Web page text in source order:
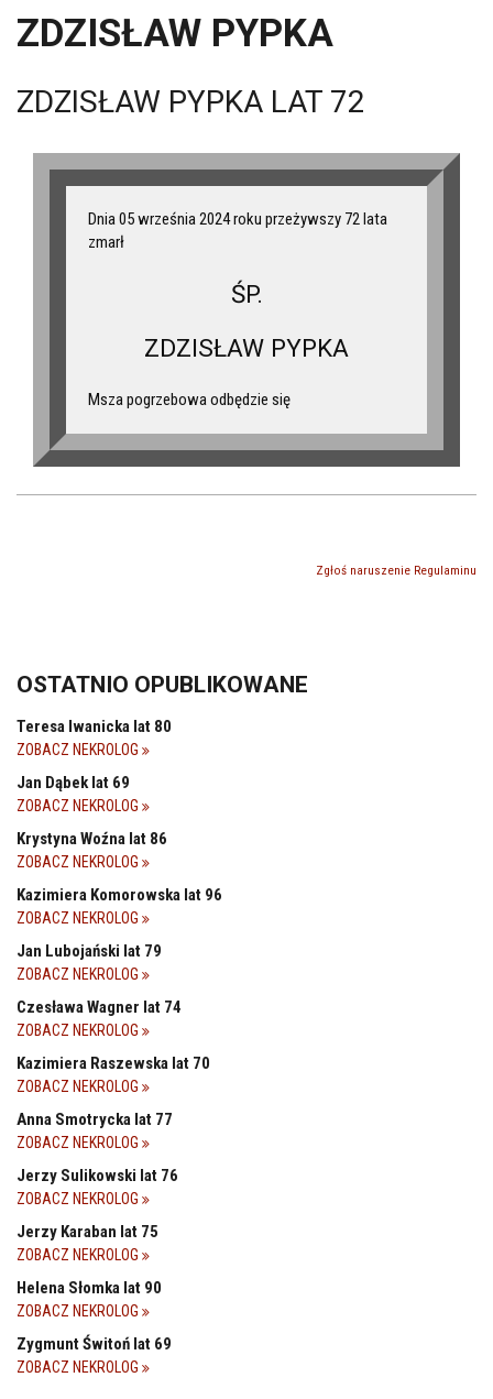
ZDZISŁAW PYPKA
ZDZISŁAW PYPKA LAT 72
Dnia 05 września 2024 roku przeżywszy 72 lata
zmarł
ŚP.
ZDZISŁAW PYPKA
Msza pogrzebowa odbędzie się
Zgłoś naruszenie Regulaminu
OSTATNIO OPUBLIKOWANE
Teresa Iwanicka lat 80
ZOBACZ NEKROLOG
Jan Dąbek lat 69
ZOBACZ NEKROLOG
Krystyna Woźna lat 86
ZOBACZ NEKROLOG
Kazimiera Komorowska lat 96
ZOBACZ NEKROLOG
Jan Lubojański lat 79
ZOBACZ NEKROLOG
Czesława Wagner lat 74
ZOBACZ NEKROLOG
Kazimiera Raszewska lat 70
ZOBACZ NEKROLOG
Anna Smotrycka lat 77
ZOBACZ NEKROLOG
Jerzy Sulikowski lat 76
ZOBACZ NEKROLOG
Jerzy Karaban lat 75
ZOBACZ NEKROLOG
Helena Słomka lat 90
ZOBACZ NEKROLOG
Zygmunt Świtoń lat 69
ZOBACZ NEKROLOG